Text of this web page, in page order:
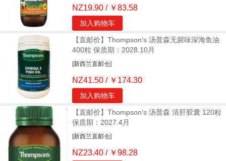
NZ19.90 / ￥83.58
加入购物车
【直邮价】Thompson‘s 汤普森无腥味深海鱼油
400粒 保质期：2028.10月
[新西兰直邮仓]
NZ41.50 / ￥174.30
加入购物车
【直邮价】Thompson‘s 汤普森 清肝胶囊 120粒
保质期：2027.4月
[新西兰直邮仓]
NZ23.40 / ￥98.28